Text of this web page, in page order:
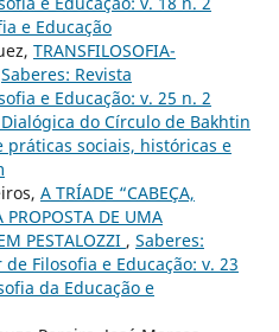
e Educação
TRANSFILOSOFIA-
Saberes: Revista
e Educação: v. 25 n. 2
Dialógica do Círculo de Bakhtin
práticas sociais, históricas e
A TRÍADE “CABEÇA,
PROPOSTA DE UMA
PESTALOZZI , Saberes:
Filosofia e Educação: v. 23
da Educação e